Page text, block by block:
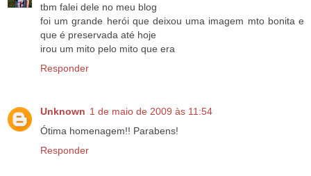
tbm falei dele no meu blog
foi um grande herói que deixou uma imagem mto bonita e
que é preservada até hoje
irou um mito pelo mito que era
Responder
Unknown 1 de maio de 2009 às 11:54
Ótima homenagem!! Parabens!
Responder